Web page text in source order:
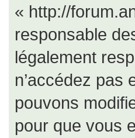
« http://
responsable
légalement
n’accédez pas
pouvons
pour que vous